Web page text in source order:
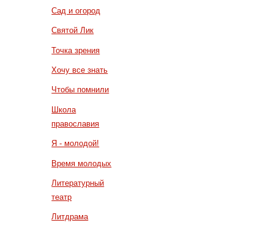
Сад и огород
Святой Лик
Точка зрения
Хочу все знать
Чтобы помнили
Школа
православия
Я - молодой!
Время молодых
Литературный
театр
Литдрама